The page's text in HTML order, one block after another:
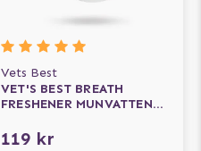
Vets Best
VET'S BEST BREATH
FRESHENER MUNVATTEN
119 kr